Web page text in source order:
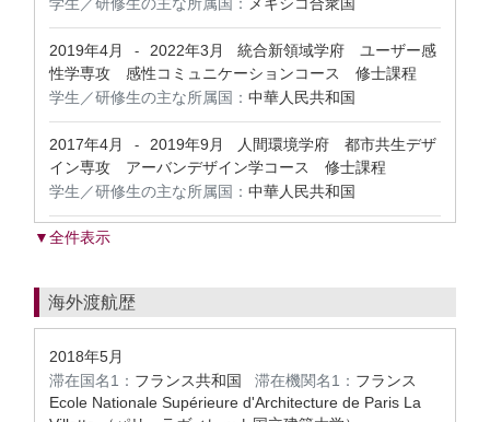
2019年4月 - 2022年3月
統合新領域学府 ユーザー感
性学専攻 感性コミュニケーションコース 修士課程
学生／研修生の主な所属国： 中華人民共和国
2017年4月 - 2019年9月
人間環境学府 都市共生デザ
イン専攻 アーバンデザイン学コース 修士課程
学生／研修生の主な所属国： 中華人民共和国
▼全件表示
海外渡航歴
2018年5月
滞在国名1： フランス共和国 滞在機関名1： フランス
Ecole Nationale Supérieure d'Architecture de Paris La